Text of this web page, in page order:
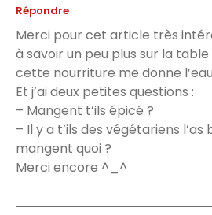
Répondre
Merci pour cet article très
à savoir un peu plus sur la
cette nourriture me donne
Et j’ai deux petites questions :
– Mangent t’ils épicé ?
– Il y a t’ils des végétariens l’as
mangent quoi ?
Merci encore ^_^